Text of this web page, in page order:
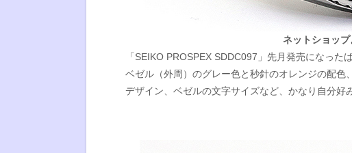
ネットショッ
「SEIKO PROSPEX SDDC097」先月発売になっ
ベゼル（外周）のグレー色と秒針のオレンジの配色
デザイン、ベゼルの文字サイズなど、かなり自分好